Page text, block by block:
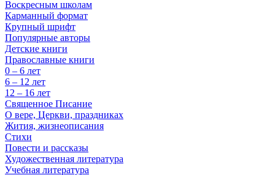
Воскресным школам
Карманный формат
Крупный шрифт
Популярные авторы
Детские книги
Православные книги
0 – 6 лет
6 – 12 лет
12 – 16 лет
Священное Писание
О вере, Церкви, праздниках
Жития, жизнеописания
Стихи
Повести и рассказы
Художественная литература
Учебная литература